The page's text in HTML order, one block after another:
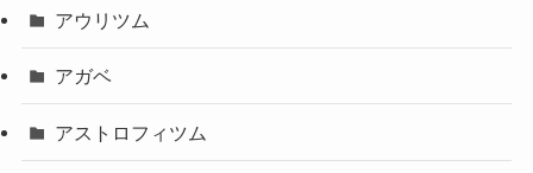
アウリツム
アガベ
アストロフィツム